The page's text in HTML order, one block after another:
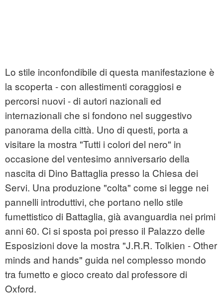
Lo stile inconfondibile di questa manifestazione è
la scoperta - con allestimenti coraggiosi e
percorsi nuovi - di autori nazionali ed
internazionali che si fondono nel suggestivo
panorama della città. Uno di questi, porta a
visitare la mostra "Tutti i colori del nero" in
occasione del ventesimo anniversario della
nascita di Dino Battaglia presso la Chiesa dei
Servi. Una produzione "colta" come si legge nei
pannelli introduttivi, che portano nello stile
fumettistico di Battaglia, già avanguardia nei primi
anni 60. Ci si sposta poi presso il Palazzo delle
Esposizioni dove la mostra "J.R.R. Tolkien - Other
minds and hands" guida nel complesso mondo
tra fumetto e gioco creato dal professore di
Oxford.